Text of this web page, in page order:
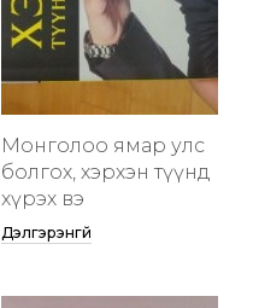
Монголоо ямар улс
болгох, хэрхэн түүнд
хүрэх вэ
Дэлгэрэнгүй